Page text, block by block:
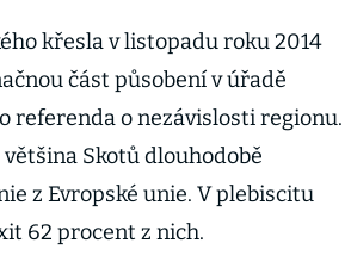
křesla v listopadu roku 2014
část působení v úřadě
referenda o nezávislosti regionu.
Skotů dlouhodobě
z Evropské unie. V plebiscitu
62 procent z nich.